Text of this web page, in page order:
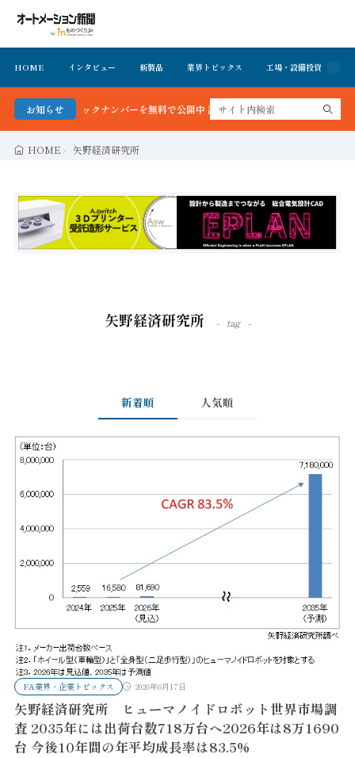
HOME インタビュー 新製品 業界トピックス 工場・設備投資
お知らせ
クナンバーを無料で公開中 詳細はこちら
HOME 矢野経済研究所
矢野経済研究所 tag
新着順 人気順
FA業界・企業トピックス 2026年6月17日
矢野経済研究所 ヒューマノイドロボット世界市場調
査 2035年には出荷台数718万台へ2026年は8万1690
台 今後10年間の年平均成長率は83.5%